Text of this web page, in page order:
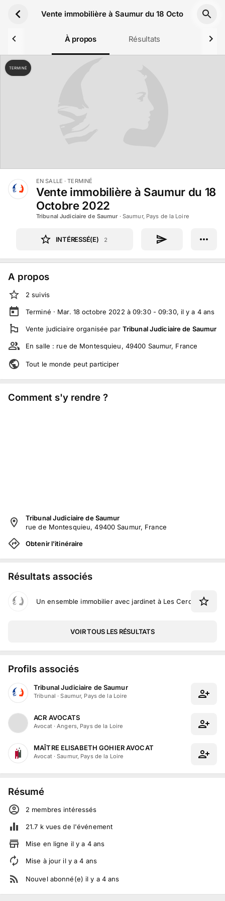
Vente immobilière à Saumur du 18 Octobre 2022
À propos Résultats
TERMINÉ
EN SALLE · TERMINÉ
Vente immobilière à Saumur du 18
Octobre 2022
Tribunal Judiciaire de Saumur· Saumur, Pays de la Loire
INTÉRESSÉ(E) 2
A propos
2 suivis
Terminé · Mar. 18 octobre 2022 à 09:30 - 09:30, il y a 4 ans
Vente judiciaire organisée par Tribunal Judiciaire de Saumur
En salle : rue de Montesquieu, 49400 Saumur, France
Tout le monde peut participer
Comment s'y rendre ?
Tribunal Judiciaire de Saumur
rue de Montesquieu, 49400 Saumur, France
Obtenir l'itinéraire
Résultats associés
Un ensemble immobilier avec jardinet à Les Cerqueux-
VOIR TOUS LES RÉSULTATS
Profils associés
Tribunal Judiciaire de Saumur
Tribunal ·Saumur, Pays de la Loire
ACR AVOCATS
Avocat·Angers, Pays de la Loire
MAÎTRE ELISABETH GOHIER AVOCAT
Avocat·Saumur, Pays de la Loire
Résumé
2 membres intéressés
21.7 kvues de l'événement
Mise en ligne il y a 4 ans
Mise à jour il y a4 ans
Nouvel abonné(e) il y a 4 ans